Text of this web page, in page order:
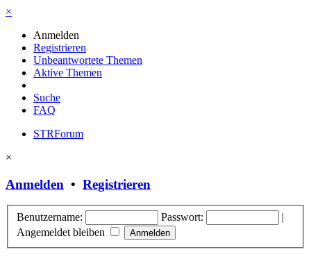
×
Anmelden
Registrieren
Unbeantwortete Themen
Aktive Themen
Suche
FAQ
STRForum
×
Anmelden • Registrieren
Benutzername: Passwort:
|
Angemeldet bleiben